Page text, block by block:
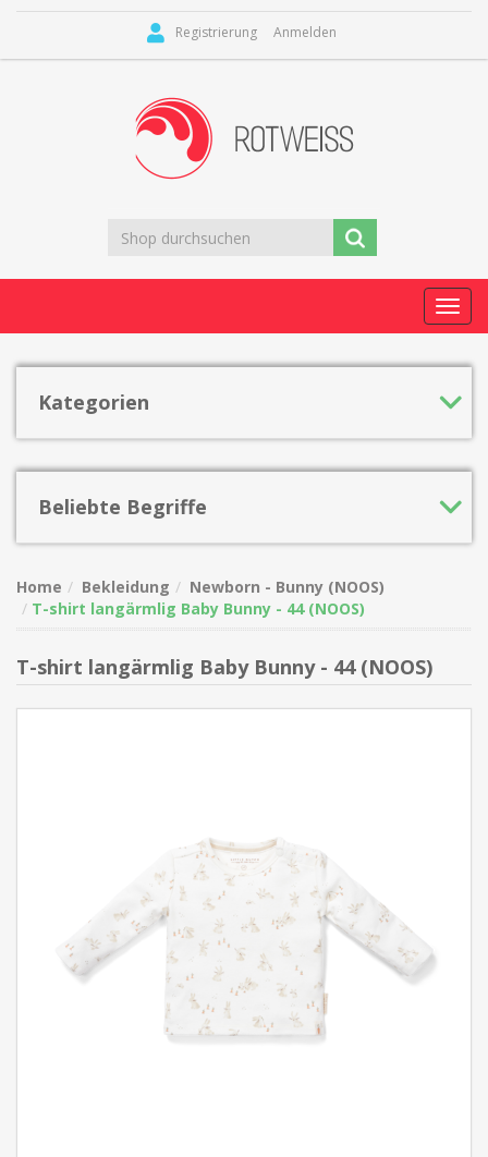
Registrierung Anmelden
Kategorien
Beliebte Begriffe
Home Bekleidung
Newborn - Bunny (NOOS)
T-shirt langärmlig Baby Bunny - 44 (NOOS)
T-shirt langärmlig Baby Bunny - 44 (NOOS)